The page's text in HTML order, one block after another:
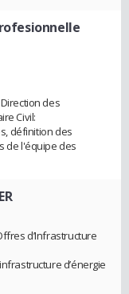
des
Civil:
définition des
de l'équipe des
d’Infrastructure
d’énergie